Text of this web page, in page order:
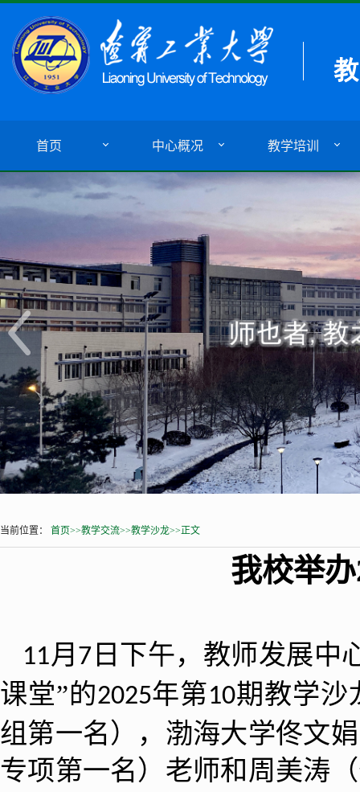
首页 中心概况 教学培训
当前位置： 首页>>教学交流>>教学沙龙>>正文
我校举
11月 7 日下午，教师发展中
课堂”的2025年第10期教学沙
组第一名），渤海大学佟文
专项第一名）老师和周美涛